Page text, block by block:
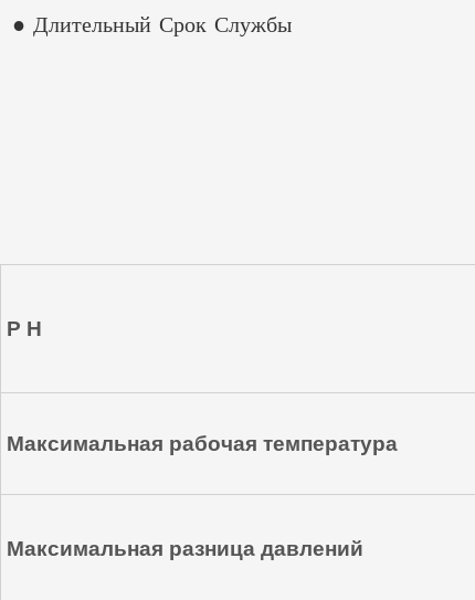
● Длительный Срок Службы
P H
Максимальная рабочая температура
Максимальная разница давлений